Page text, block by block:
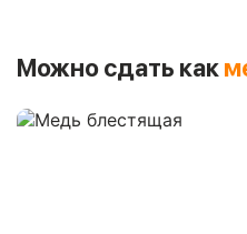
Можно сдать как